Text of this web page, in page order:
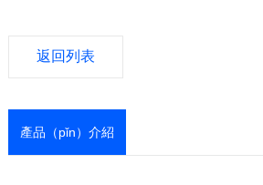
返回列表
產品（pǐn）介紹